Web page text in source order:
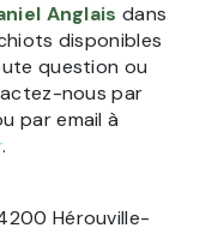
Anglais dans
disponibles
question ou
nous par
par email à
.
Hérouville-